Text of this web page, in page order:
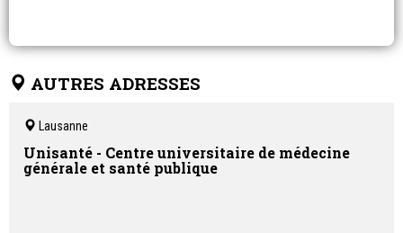
AUTRES ADRESSES
Lausanne
Unisanté - Centre universitaire de médecine
générale et santé publique